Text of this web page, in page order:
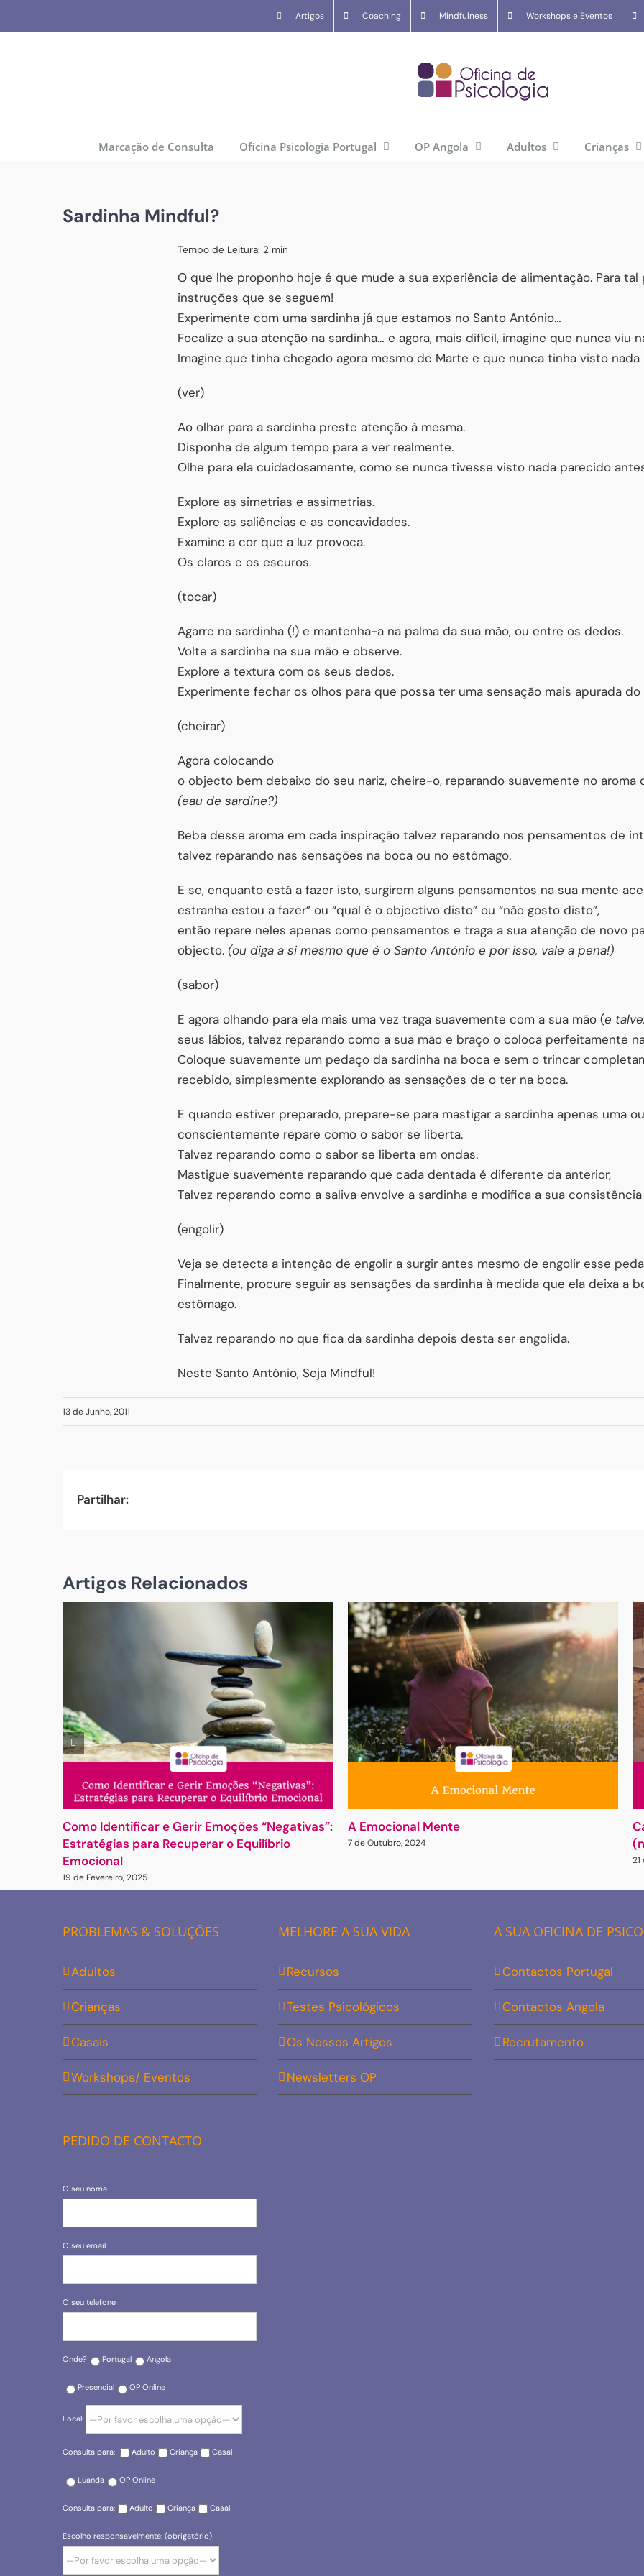
to
Artigos Coaching Mindfulness Workshops e Eventos
Marcação de Consulta Oficina Psicologia Portugal OP Angola Adultos Crianças
Sardinha Mindful?
Tempo de Leitura: 2 min
O que lhe proponho hoje é que mude a sua experiência de alimentação. Para tal
instruções que se seguem!
Experimente com uma sardinha já que estamos no Santo António…
Focalize a sua atenção na sardinha… e agora, mais difícil, imagine que nunca viu
Imagine que tinha chegado agora mesmo de Marte e que nunca tinha visto nada
(ver)
Ao olhar para a sardinha preste atenção à mesma.
Disponha de algum tempo para a ver realmente.
Olhe para ela cuidadosamente, como se nunca tivesse visto nada parecido
Explore as simetrias e assimetrias.
Explore as saliências e as concavidades.
Examine a cor que a luz provoca.
Os claros e os escuros.
(tocar)
Agarre na sardinha (!) e mantenha-a na palma da sua mão, ou entre os dedos.
Volte a sardinha na sua mão e observe.
Explore a textura com os seus dedos.
Experimente fechar os olhos para que possa ter uma sensação mais apurada
(cheirar)
Agora colocando
o objecto bem debaixo do seu nariz, cheire-o, reparando suavemente no aroma
(eau de sardine?)
Beba desse aroma em cada inspiração talvez reparando nos pensamentos de
talvez reparando nas sensações na boca ou no estômago.
E se, enquanto está a fazer isto, surgirem alguns pensamentos na sua mente
estranha estou a fazer” ou “qual é o objectivo disto” ou “não gosto disto”,
então repare neles apenas como pensamentos e traga a sua atenção de novo
objecto. (ou diga a si mesmo que é o Santo António e por isso, vale a pena!)
(sabor)
E agora olhando para ela mais uma vez traga suavemente com a sua mão (e
seus lábios, talvez reparando como a sua mão e braço o coloca perfeitamente
Coloque suavemente um pedaço da sardinha na boca e sem o trincar
recebido, simplesmente explorando as sensações de o ter na boca.
E quando estiver preparado, prepare-se para mastigar a sardinha apenas uma
conscientemente repare como o sabor se liberta.
Talvez reparando como o sabor se liberta em ondas.
Mastigue suavemente reparando que cada dentada é diferente da anterior,
Talvez reparando como a saliva envolve a sardinha e modifica a sua
(engolir)
Veja se detecta a intenção de engolir a surgir antes mesmo de engolir esse
Finalmente, procure seguir as sensações da sardinha à medida que ela deixa a
estômago.
Talvez reparando no que fica da sardinha depois desta ser engolida.
Neste Santo António, Seja Mindful!
13 de Junho, 2011
Partilhar:
Artigos Relacionados
Como Identificar e Gerir Emoções “Negativas”:
Estratégias para Recuperar o Equilíbrio
Emocional
19 de Fevereiro, 2025
A Emocional Mente
7 de Outubro, 2024
PROBLEMAS & SOLUÇÕES
Adultos
Crianças
Casais
Workshops/ Eventos
PEDIDO DE CONTACTO
O seu nome
O seu email
O seu telefone
Onde? Portugal Angola
Presencial OP Online
Local:
Consulta para: Adulto Criança Casal
Luanda OP Online
Consulta para: Adulto Criança Casal
Escolho responsavelmente: (obrigatório)
MELHORE A SUA VIDA
Recursos
Testes Psicológicos
Os Nossos Artigos
Newsletters OP
A SUA OFICINA DE
Contactos Portugal
Contactos Angola
Recrutamento